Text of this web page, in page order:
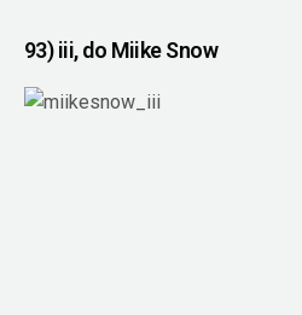
93) iii, do Miike Snow